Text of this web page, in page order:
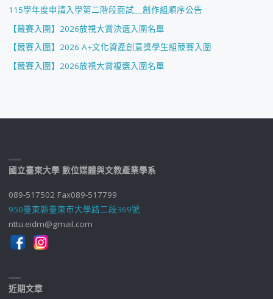
115學年度申請入學第二階段面試＿創作組順序公告
【競賽入圍】2026放視大賞決選入圍名單
【競賽入圍】2026 A+文化資產創意獎學生組競賽入圍
【競賽入圍】2026放視大賞複選入圍名單
國立臺東大學 數位媒體與文教產業學系
089-517502 Fax089-517799
950臺東縣臺東市大學路二段369號
nttu.eidm@gmail.com
近期文章